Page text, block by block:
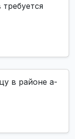
в районе а-